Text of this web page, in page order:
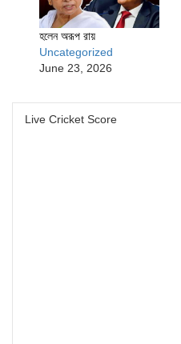
হলেন অরূপ রায়
Uncategorized
June 23, 2026
Live Cricket Score